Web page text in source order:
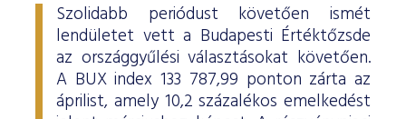
Szolidabb periódust követően ismét
lendületet vett a Budapesti Értéktőzsde
az országgyűlési választásokat követően.
A BUX index 133 787,99 ponton zárta az
áprilist, amely 10,2 százalékos emelkedést